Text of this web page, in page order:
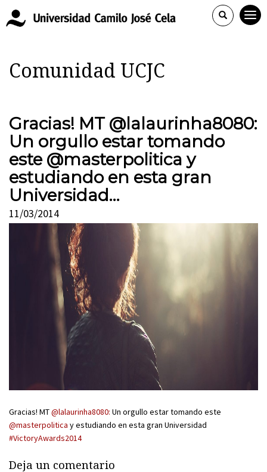
Comunidad UCJC
Gracias! MT @lalaurinha8080:
Un orgullo estar tomando
este @masterpolitica y
estudiando en esta gran
Universidad…
11/03/2014
Gracias! MT@lalaurinha8080: Un orgullo estar tomando este
@masterpolitica y estudiando en esta gran Universidad
#VictoryAwards2014
Deja un comentario